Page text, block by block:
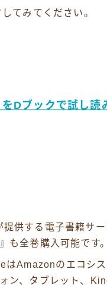
てみてください。
Dブックで試し読
供する電子書籍サー
も全巻購入可能です。
はAmazonのエコシ
ン、タブレット、